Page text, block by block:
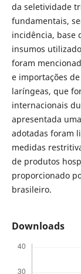
da seletividade
fundamentais,
incidência, base
insumos
foram
e importações
laríngeas, que
internacionais
apresentada
adotadas foram
medidas
de produtos
proporcionado
brasileiro.
Downloads